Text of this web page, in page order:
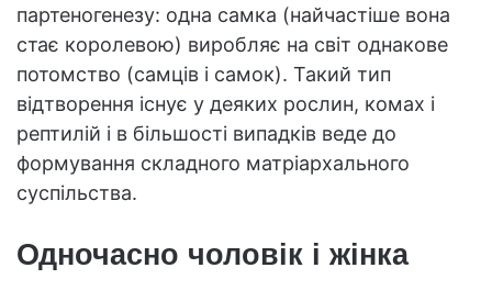
партеногенезу: одна самка (найчастіше вона
стає королевою) виробляє на світ однакове
потомство (самців і самок). Такий тип
відтворення існує у деяких рослин, комах і
рептилій і в більшості випадків веде до
формування складного матріархального
суспільства.
Одночасно чоловік і жінка